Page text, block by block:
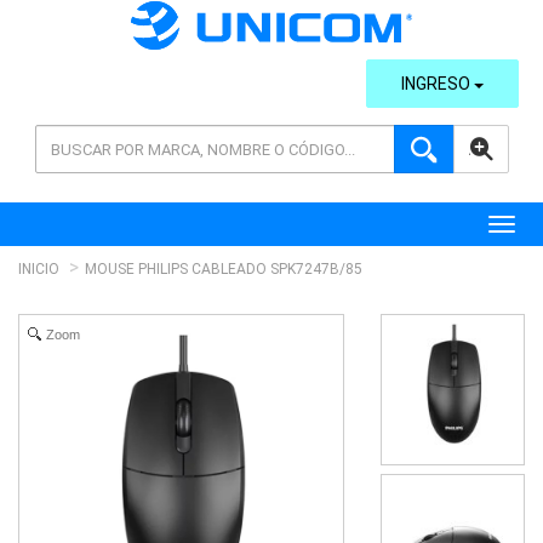
AVANZADA
INGRESO
INICIO MOUSE PHILIPS CABLEADO SPK7247B/85
Zoom